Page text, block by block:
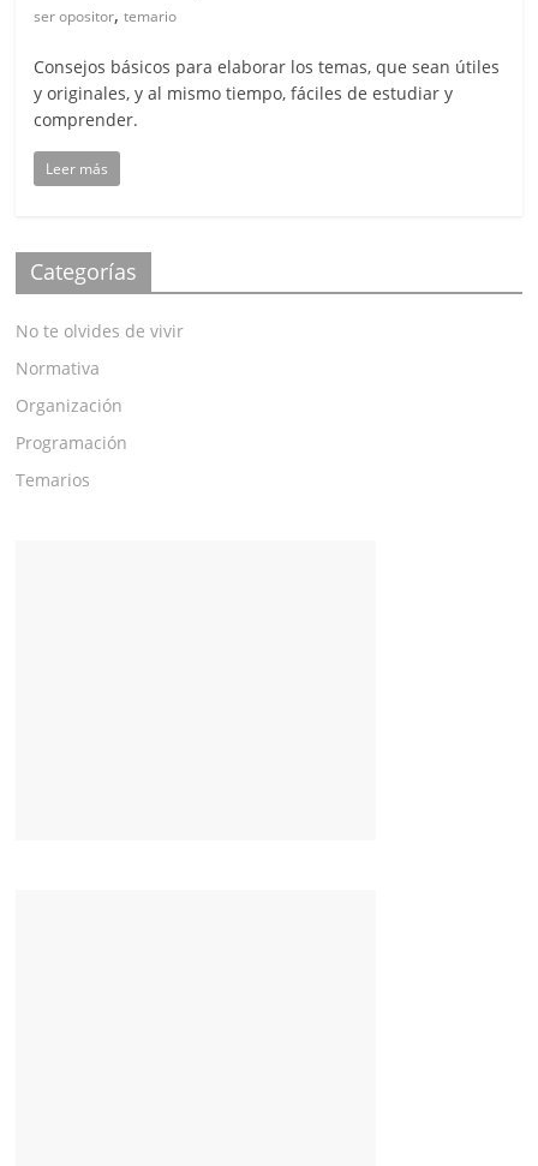
ser opositor,temario
Consejos básicos para elaborar los temas, que sean útiles
y originales, y al mismo tiempo, fáciles de estudiar y
comprender.
Leer más
Categorías
No te olvides de vivir
Normativa
Organización
Programación
Temarios